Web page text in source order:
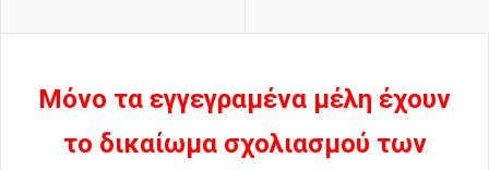
Μόνο τα εγγεγραμένα μέλη έχουν
το δικαίωμα σχολιασμού των